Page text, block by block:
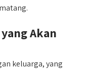
Akan
keluarga, yang